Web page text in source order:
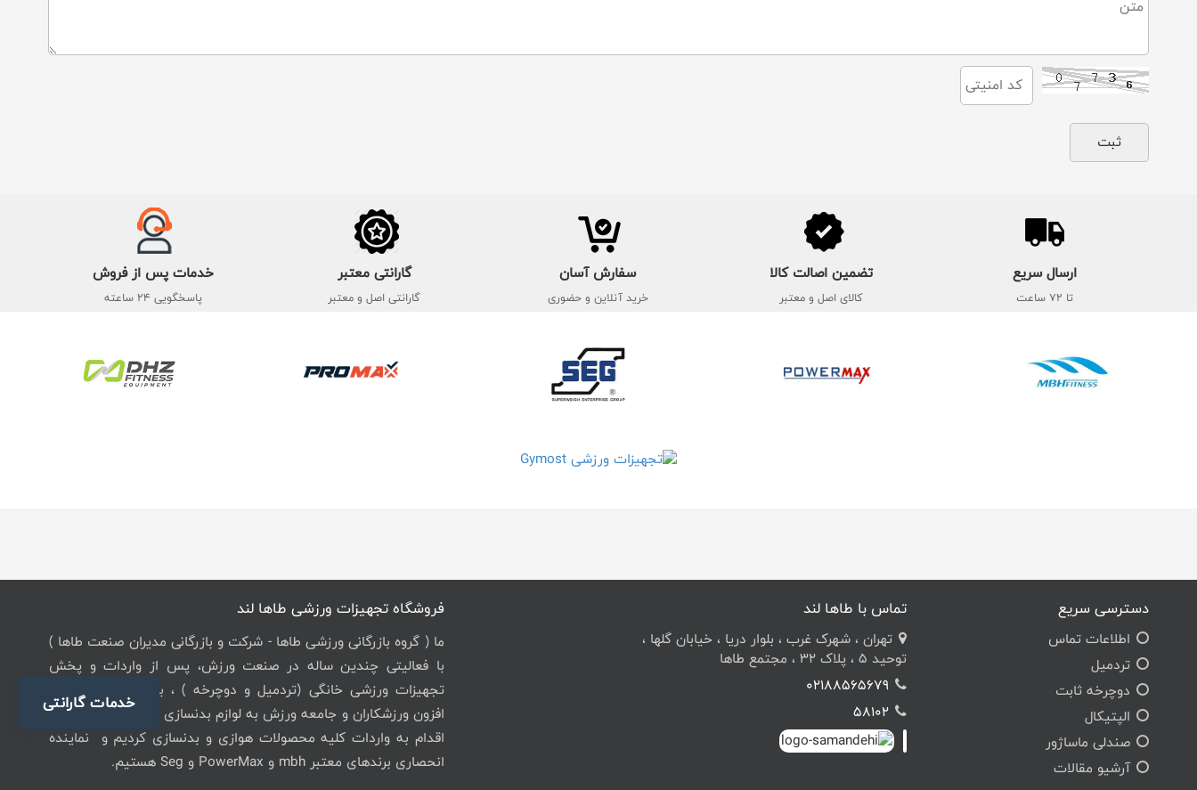
خدمات گارانتی
ارسال سریع
تا 72 ساعت
تضمین اصالت کالا
کالای اصل و معتبر
سفارش آسان
خرید آنلاین و حضوری
گارانتی معتبر
گارانتی اصل و معتبر
خدمات پس از فروش
پاسخگویی 24 ساعته
دسترسی سریع
اطلاعات تماس
تردمیل
دوچرخه ثابت
الپتیکال
صندلی ماساژور
آرشیو مقالات
تماس با طاها لند
تهران ، شهرک غرب ، بلوار دریا ، خیابان گلها ،
توحید 5 ، پلاک 32 ، مجتمع طاها
02188565679
58102
فروشگاه تجهیزات ورزشی طاها لند
ما ( گروه بازرگانی ورزشی طاها - شرکت و بازرگانی مدیران صنعت طاها )
با فعالیتی چندین ساله در صنعت ورزش، پس از واردات و پخش
تجهیزات ورزشی خانگی (تردمیل و دوچرخه ) ، با توجه به نیاز روز
افزون ورزشکاران و جامعه ورزش به لوازم بدنسازی با کیفیت باشگاهی،
اقدام به واردات کلیه محصولات هوازی و بدنسازی کردیم و نماینده
انحصاری برندهای معتبر mbh و PowerMax و Seg هستیم.